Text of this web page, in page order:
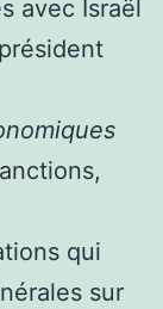
avec Israël
qui
sur